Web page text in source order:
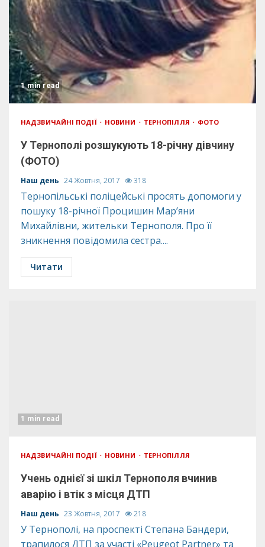
1 min read
НАДЗВИЧАЙНІ ПОДІЇ НОВИНИ ТЕРНОПІЛЛЯ ФОТО
У Тернополі розшукують 18-річну дівчину
(ФОТО)
Наш день 24 Жовтня, 2017 318
Тернопільські поліцейські просять допомоги у
пошуку 18-річної Процишин Мар’яни
Михайлівни, жительки Тернополя. Про її
зникнення повідомила сестра....
Читати
1 min read
НАДЗВИЧАЙНІ ПОДІЇ НОВИНИ ТЕРНОПІЛЛЯ
Учень однієї зі шкіл Тернополя вчинив
аварію і втік з місця ДТП
Наш день 23 Жовтня, 2017 218
У Тернополі, на проспекті Степана Бандери,
трапилося ДТП за участі «Peugeot Partner» та